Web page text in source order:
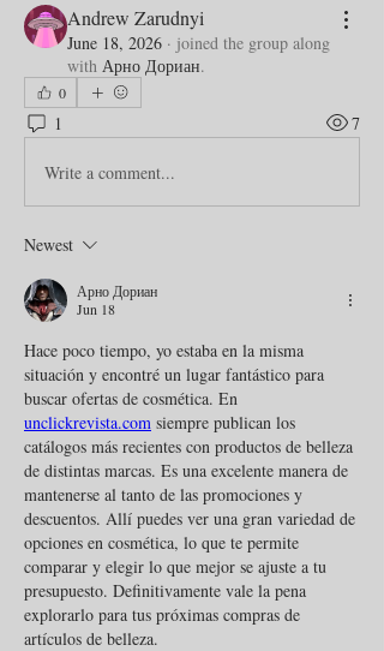
Andrew Zarudnyi
June 18, 2026 · joined the group along
with Арно Дориан.
0
1 7
Write a comment...
Newest
Арно Дориан
Jun 18
Hace poco tiempo, yo estaba en la misma
situación y encontré un lugar fantástico para
unclickrevista.com siempre publican los
catálogos más recientes con productos de belleza
de distintas marcas. Es una excelente manera de
mantenerse al tanto de las promociones y
descuentos. Allí puedes ver una gran variedad de
opciones en cosmética, lo que te permite
comparar y elegir lo que mejor se ajuste a tu
presupuesto. Definitivamente vale la pena
explorarlo para tus próximas compras de
artículos de belleza.